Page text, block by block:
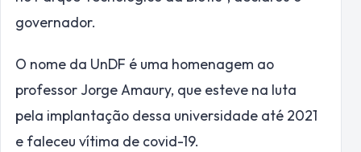
governador.
O nome da UnDF é uma homenagem ao
professor Jorge Amaury, que esteve na luta
pela implantação dessa universidade até 2021
e faleceu vítima de covid-19.